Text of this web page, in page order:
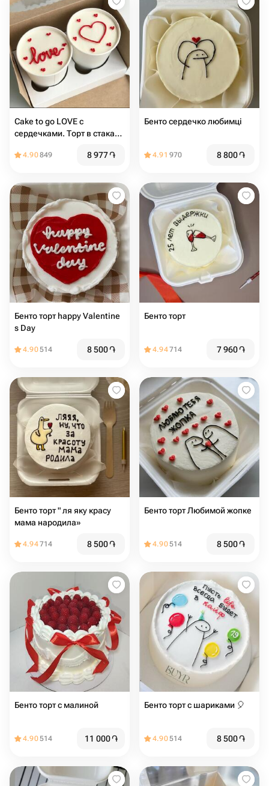
Cake to go LOVE с
сердечками. Торт в стакане
4.90849 8 977֏
Бенто сердечко любимці
4.91 970 8 800֏
Бенто торт happy Valentine
s Day
4.90514 8 500֏
Бенто торт
4.94714 7 960֏
Бенто торт " ля яку красу
мама народила»
4.94714 8 500֏
Бенто торт Любимой жопке
4.90514 8 500֏
Бенто торт с малиной
4.90514 11 000֏
Бенто торт с шариками 🎈
4.90514 8 500֏